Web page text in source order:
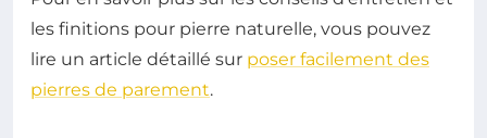
les finitions pour pierre naturelle, vous pouvez
lire un article détaillé sur poser facilement des
pierres de parement.